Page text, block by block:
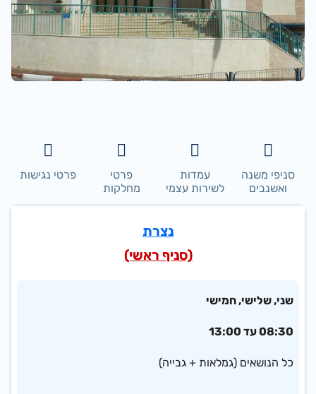
סניפי משנה
ואשנבים
עמדות
לשירות עצמי
פרטי
מחלקות
פרטי נגישות
נצרת
(סניף ראשי)
שני, שלישי, חמישי
08:30 עד 13:00
כל הנושאים (גמלאות + גבייה)